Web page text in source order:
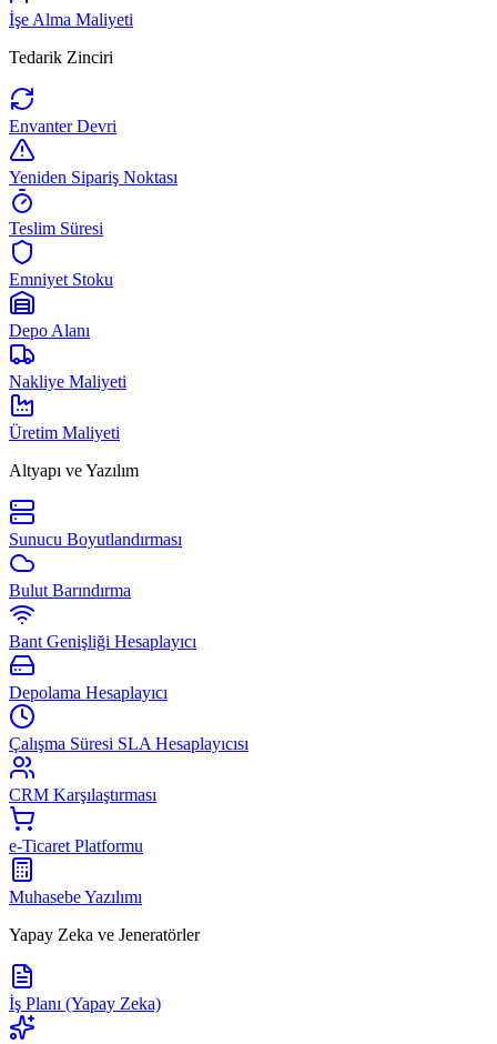
İşe Alma Maliyeti
Tedarik Zinciri
Envanter Devri
Yeniden Sipariş Noktası
Teslim Süresi
Emniyet Stoku
Depo Alanı
Nakliye Maliyeti
Üretim Maliyeti
Altyapı ve Yazılım
Sunucu Boyutlandırması
Bulut Barındırma
Bant Genişliği Hesaplayıcı
Depolama Hesaplayıcı
Çalışma Süresi SLA Hesaplayıcısı
CRM Karşılaştırması
e-Ticaret Platformu
Muhasebe Yazılımı
Yapay Zeka ve Jeneratörler
İş Planı (Yapay Zeka)